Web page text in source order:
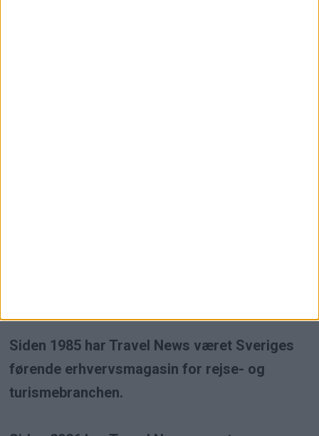
Siden 1985 har Travel News været Sveriges
førende erhvervsmagasin for rejse- og
turismebranchen.